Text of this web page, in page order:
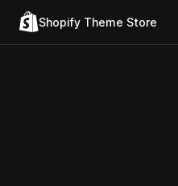
Shopify Theme Store